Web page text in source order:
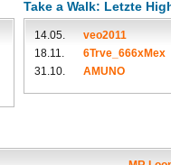
Take a Walk: Letzte
14.05.
veo2011
18.11.
6Trve_666xMex
31.10.
AMUNO